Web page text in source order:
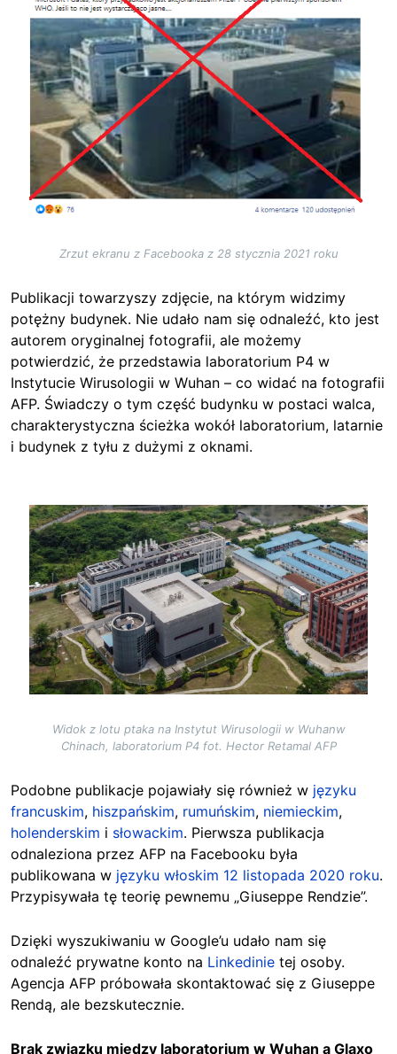
Zrzut ekranu z Facebooka z 28 stycznia 2021 roku
Publikacji towarzyszy zdjęcie, na którym widzimy
potężny budynek. Nie udało nam się odnaleźć, kto jest
autorem oryginalnej fotografii, ale możemy
potwierdzić, że przedstawia laboratorium P4 w
Instytucie Wirusologii w Wuhan – co widać na fotografii
AFP. Świadczy o tym część budynku w postaci walca,
charakterystyczna ścieżka wokół laboratorium, latarnie
i budynek z tyłu z dużymi z oknami.
Image
Widok z lotu ptaka na Instytut Wirusologii w Wuhanw
Chinach, laboratorium P4 fot. Hector Retamal AFP
Podobne publikacje pojawiały się również w języku
francuskim, hiszpańskim, rumuńskim, niemieckim,
holenderskim i słowackim. Pierwsza publikacja
odnaleziona przez AFP na Facebooku była
publikowana w języku włoskim 12 listopada 2020 roku.
Przypisywała tę teorię pewnemu „Giuseppe Rendzie”.
Dzięki wyszukiwaniu w Google’u udało nam się
odnaleźć prywatne konto na Linkedinie tej osoby.
Agencja AFP próbowała skontaktować się z Giuseppe
Rendą, ale bezskutecznie.
Brak związku między laboratorium w Wuhan a Glaxo